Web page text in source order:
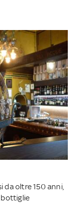
da oltre 150 anni,
bottiglie